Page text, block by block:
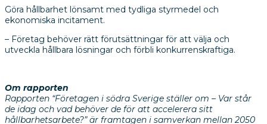
Göra hållbarhet lönsamt med tydliga styrmedel och
ekonomiska incitament.
– Företag behöver rätt förutsättningar för att välja och
utveckla hållbara lösningar och förbli konkurrenskraftiga.
Om rapporten
Rapporten “Företagen i södra Sverige ställer om – Var står
de idag och vad behöver de för att accelerera sitt
hållbarhetsarbete?” är framtagen i samverkan mellan 2050